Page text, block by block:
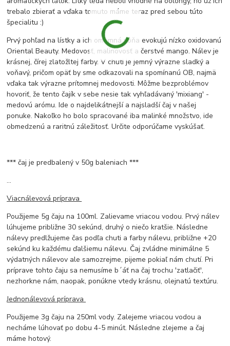
trebalo zbierať a vďaka tomuto máme teraz pred sebou túto
špecialitu :)
Prvý pohľad na lístky a ich omamná vôňa evokujú nízko oxidovanú
Oriental Beauty. Medovosť, malinovosť a čerstvé mango. Nálev je
krásnej, čírej zlatožltej farby. V chuti je jemný výrazne sladký a
voňavý, pričom opäť by sme odkazovali na spomínanú OB, najmä
vďaka tak výrazne prítomnej medovosti. Môžme bezproblémov
hovoriť, že tento čajík v sebe nesie tak vyhľadávaný 'mixiang' -
medovú arómu. Ide o najdelikátnejší a najsladší čaj v našej
ponuke. Nakoľko ho bolo spracované iba malinké množstvo, ide
obmedzenú a raritnú záležitosť. Určite odporúčame vyskúšať.
*** čaj je predbalený v 50g baleniach ***
...
Viacnálevová príprava
Použijeme 5g čaju na 100ml. Zalievame vriacou vodou. Prvý nálev
lúhujeme približne 30 sekúnd, druhý o niečo kratšie. Následne
nálevy predlžujeme čas podľa chuti a farby nálevu, približne +20
sekúnd ku každému ďalšiemu nálevu. Čaj zvládne minimálne 5
výdatných nálevov ale samozrejme, pijeme pokiaľ nám chutí. Pri
príprave tohto čaju sa nemusíme b´áť na čaj trochu 'zatlačiť',
nezhorkne nám, naopak, ponúkne vtedy krásnu, olejnatú textúru.
Jednonálevová príprava
Použijeme 3g čaju na 250ml vody. Zalejeme vriacou vodou a
necháme lúhovať po dobu 4-5 minút. Následne zlejeme a čaj
máme hotový.